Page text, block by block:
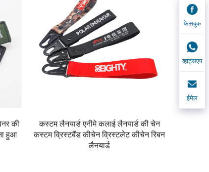
की
हुआ
कस्टम लैनयार्ड एनीमे कलाई लैनयार्ड की चेन
कस्टम व्रिस्टबैंड कीचेन व्रिस्टलेट कीचेन रिबन
लैनयार्ड
फेसबुक
व्हाट्सएप
ईमेल